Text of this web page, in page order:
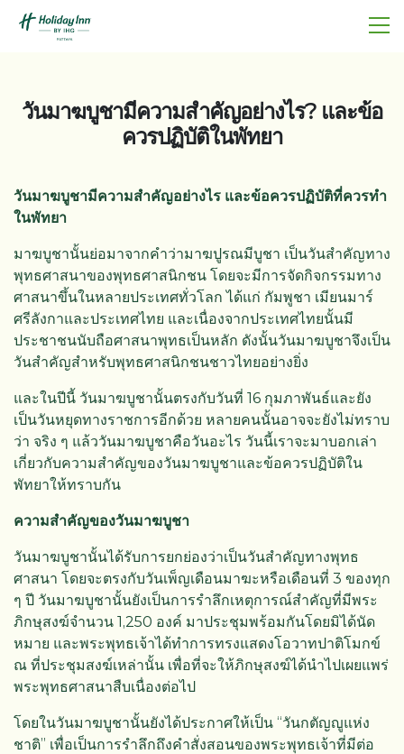
วันมาฆบูชามีความสำคัญอย่างไร? และข้อ
ควรปฏิบัติในพัทยา
วันมาฆบูชามีความสำคัญอย่างไร และข้อควรปฏิบัติที่ควรทำ
ในพัทยา
มาฆบูชานั้นย่อมาจากคำว่ามาฆปูรณมีบูชา เป็นวันสำคัญทาง
พุทธศาสนาของพุทธศาสนิกชน โดยจะมีการจัดกิจกรรมทาง
ศาสนาขึ้นในหลายประเทศทั่วโลก ได้แก่ กัมพูชา เมียนมาร์
ศรีลังกาและประเทศไทย และเนื่องจากประเทศไทยนั้นมี
ประชาชนนับถือศาสนาพุทธเป็นหลัก ดังนั้นวันมาฆบูชาจึงเป็น
วันสำคัญสำหรับพุทธศาสนิกชนชาวไทยอย่างยิ่ง
และในปีนี้ วันมาฆบูชานั้นตรงกับวันที่ 16 กุมภาพันธ์และยัง
เป็นวันหยุดทางราชการอีกด้วย หลายคนนั้นอาจจะยังไม่ทราบ
ว่า จริง ๆ แล้ววันมาฆบูชาคือวันอะไร วันนี้เราจะมาบอกเล่า
เกี่ยวกับความสำคัญของวันมาฆบูชาและข้อควรปฏิบัติใน
พัทยาให้ทราบกัน
ความสำคัญของวันมาฆบูชา
วันมาฆบูชานั้นได้รับการยกย่องว่าเป็นวันสำคัญทางพุทธ
ศาสนา โดยจะตรงกับวันเพ็ญเดือนมาฆะหรือเดือนที่ 3 ของทุก
ๆ ปี วันมาฆบูชานั้นยังเป็นการรำลึกเหตุการณ์สำคัญที่มีพระ
ภิกษุสงฆ์จำนวน 1,250 องค์ มาประชุมพร้อมกันโดยมิได้นัด
หมาย และพระพุทธเจ้าได้ทำการทรงแสดงโอวาทปาติโมกข์
ณ ที่ประชุมสงฆ์เหล่านั้น เพื่อที่จะให้ภิกษุสงฆ์ได้นำไปเผยแพร่
พระพุทธศาสนาสืบเนื่องต่อไป
โดยในวันมาฆบูชานั้นยังได้ประกาศให้เป็น “วันกตัญญูแห่ง
ชาติ” เพื่อเป็นการรำลึกถึงคำสั่งสอนของพระพุทธเจ้าที่มีต่อ